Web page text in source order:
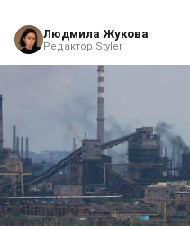
Людмила Жукова
Редактор Styler